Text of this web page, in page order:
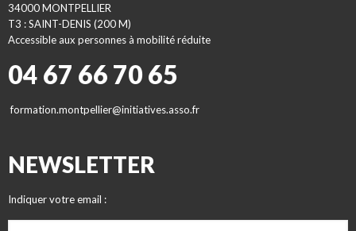
34000 MONTPELLIER
T3 : SAINT-DENIS (200 M)
Accessible aux personnes à mobilité réduite
04 67 66 70 65
formation.montpellier@initiatives.asso.fr
NEWSLETTER
Indiquer votre email :